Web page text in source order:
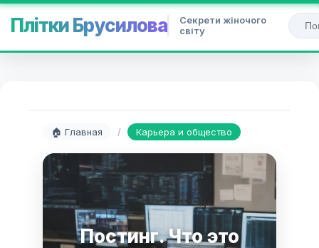
Плітки Брусилова
Секрети жіночого
світу
🏠 Главная / Карьера и общество
Постинг. Что это